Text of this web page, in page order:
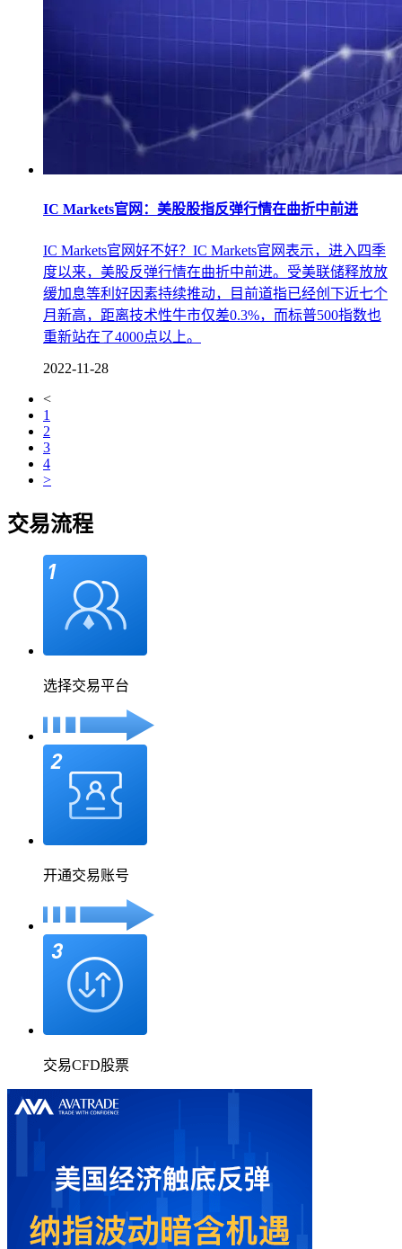
IC Markets官网：美股股指反弹行情在曲折中前进
IC Markets官网好不好？IC Markets官网表示，进入四季
度以来，美股反弹行情在曲折中前进。受美联储释放放
缓加息等利好因素持续推动，目前道指已经创下近七个
月新高，距离技术性牛市仅差0.3%，而标普500指数也
重新站在了4000点以上。
2022-11-28
<
1
2
3
4
>
交易流程
选择交易平台
开通交易账号
交易CFD股票